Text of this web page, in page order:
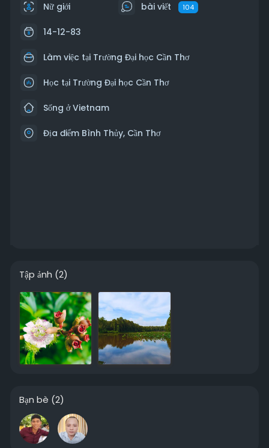
Nữ giới bài viết 104
14-12-83
Làm việc tại Trường Đại học Cần Thơ
Học tại Trường Đại học Cần Thơ
Sống ở Vietnam
Địa điểm Bình Thủy, Cần Thơ
Tập ảnh (2)
Bạn bè (2)